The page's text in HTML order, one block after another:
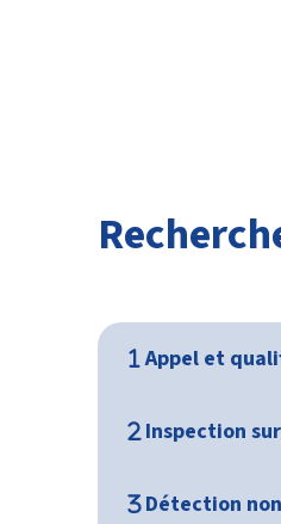
Appel et
Inspection
Détection